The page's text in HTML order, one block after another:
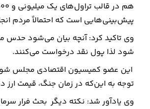
پیش‌بینی‌هایی است که احتمالاً مردم
وی تاکید کرد: آنچه بیان می‌شود حدس
شود لذا پول نقد درخواست می‌کنند.
این عضو کمیسیون اقتصادی مجلس
توجه به این‌که در زمان جنگ، قیمت ارز
وی یادآور شد: نکته دیگر بحث فرار